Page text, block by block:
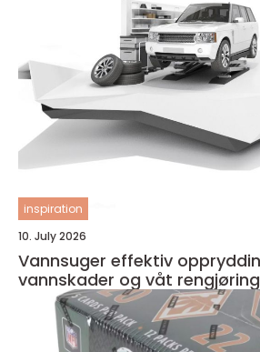
inspiration
10. July 2026
Vannsuger effektiv opprydding ved
vannskader og våt rengjøring